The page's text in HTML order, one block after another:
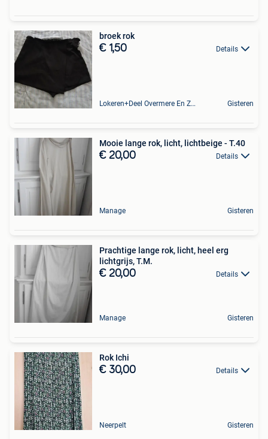
broek rok
€ 1,50 Details
Lokeren+Deel Overmere En Zele Gisteren
Mooie lange rok, licht, lichtbeige - T.40
€ 20,00 Details
Manage Gisteren
Prachtige lange rok, licht, heel erg
lichtgrijs, T.M.
€ 20,00 Details
Manage Gisteren
Rok Ichi
€ 30,00 Details
Neerpelt Gisteren